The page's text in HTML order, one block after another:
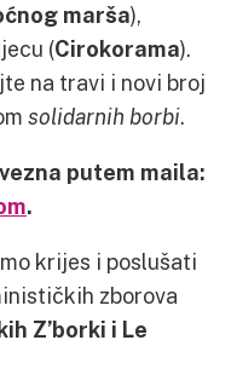
marša),
(Cirokorama).
na travi i novi broj
solidarnih borbi.
putem maila:
.
krijes i poslušati
zborova
Z’borki i Le